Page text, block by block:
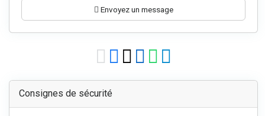
Envoyez un message
Consignes de sécurité